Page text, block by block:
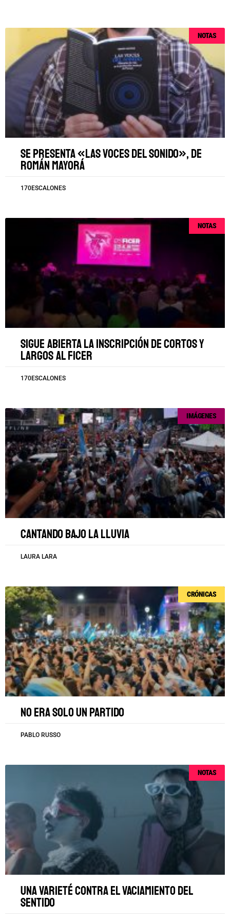
NOTAS
Se presenta «Las voces del sonido», de
Román Mayorá
170ESCALONES
NOTAS
Sigue abierta la inscripción de cortos y
largos al FICER
170ESCALONES
IMÁGENES
Cantando bajo la lluvia
LAURA LARA
CRÓNICAS
No era solo un partido
PABLO RUSSO
NOTAS
Una varieté contra el vaciamiento del
sentido